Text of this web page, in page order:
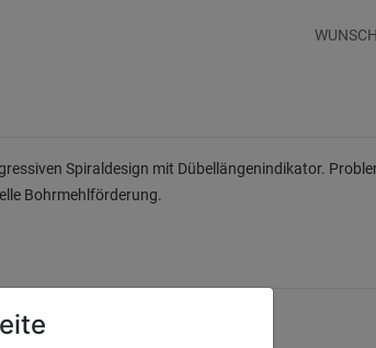
Spiraldesign mit Dübellängenindikator.
Bohrmehlförderung.